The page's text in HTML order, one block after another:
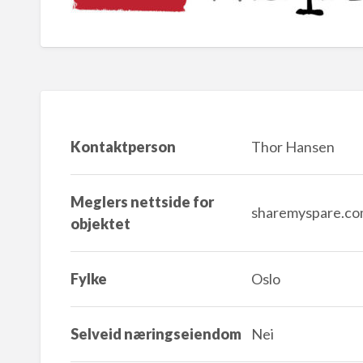
Kontaktperson Thor Hansen
Meglers nettside for
objektet
Fylke Oslo
Selveid næringseiendom Nei